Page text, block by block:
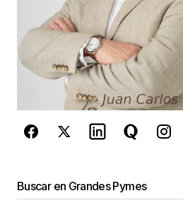
Este sitio esta
reCAPTCHA y la
privacidady los
de Google se aplican.
Buscar en Grandes Pymes